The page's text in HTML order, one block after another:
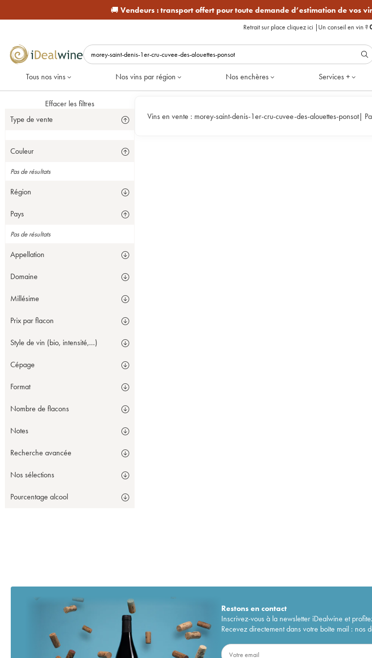
🚚 Vendeurs :transport offert pour toute demande d’estimation de vos
Retrait sur place cliquez ici | Un conseil en vin ?
Tous nos vins Nos vins par région Nos enchères Services +
Effacer les filtres
Type de vente
Couleur
Pas de résultats
Région
Pays
Pas de résultats
Appellation
Domaine
Millésime
Prix par flacon
Style de vin (bio, intensité,...)
Cépage
Format
Nombre de flacons
Notes
Recherche avancée
Nos sélections
Pourcentage alcool
Vins en vente : morey-saint-denis-1er-cru-cuvee-des-alouettes-ponsot|
Restons encontact
Inscrivez-vous à la newsletter iDealwine et
Recevez directement dans votre boîte mail : nos